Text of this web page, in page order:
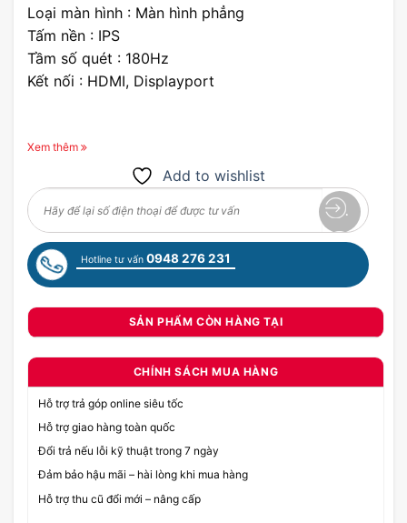
Loại màn hình : Màn hình phẳng
Tấm nền : IPS
Tầm số quét : 180Hz
Kết nối : HDMI, Displayport
Xem thêm
Add to wishlist
Hotline tư vấn 0948 276 231
SẢN PHẨM CÒN HÀNG TẠI
CHÍNH SÁCH MUA HÀNG
Hỗ trợ trả góp online siêu tốc
Hỗ trợ giao hàng toàn quốc
Đổi trả nếu lỗi kỹ thuật trong 7 ngày
Đảm bảo hậu mãi – hài lòng khi mua hàng
Hỗ trợ thu cũ đổi mới – nâng cấp